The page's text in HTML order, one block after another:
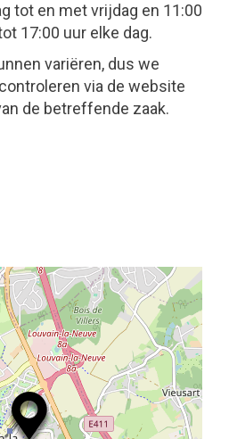
tot en met vrijdag en 11:00
17:00 uur elke dag.
variëren, dus we
via de website
de betreffende zaak.